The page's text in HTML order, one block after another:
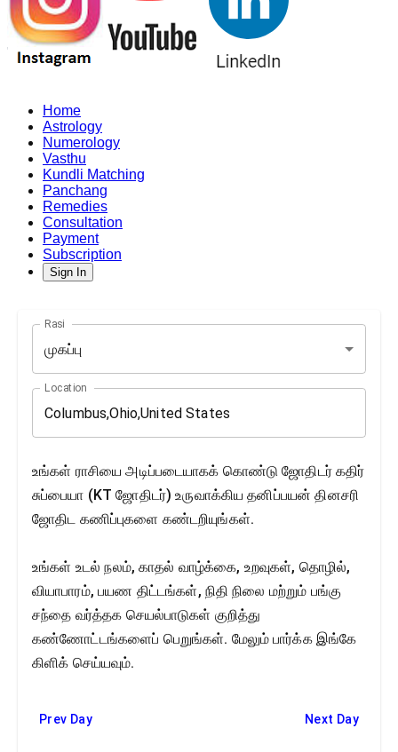
Home
Astrology
Numerology
Vasthu
Kundli Matching
Panchang
Remedies
Consultation
Payment
Subscription
Sign In
Rasi
முகப்பு
Location
உங்கள் ராசியை அடிப்படையாகக் கொண்டு ஜோதிடர் கதிர்
சுப்பையா (KT ஜோதிடர்) உருவாக்கிய தனிப்பயன் தினசரி
ஜோதிட கணிப்புகளை கண்டறியுங்கள்.
உங்கள் உடல் நலம், காதல் வாழ்க்கை, உறவுகள், தொழில்,
வியாபாரம், பயண திட்டங்கள், நிதி நிலை மற்றும் பங்கு
சந்தை வர்த்தக செயல்பாடுகள் குறித்து
கண்ணோட்டங்களைப் பெறுங்கள். மேலும் பார்க்க இங்கே
கிளிக் செய்யவும்.
Prev Day Next Day